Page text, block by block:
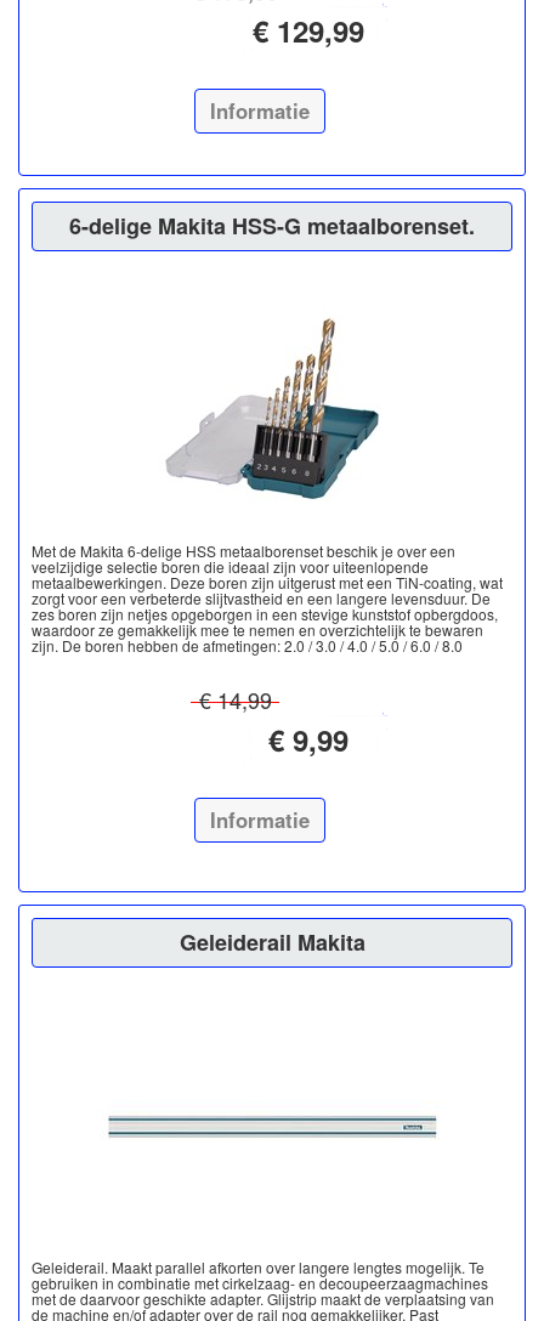
€ 129,99
Informatie
6-delige Makita HSS-G metaalborenset.
Met de Makita 6-delige HSS metaalborenset beschik je over een
veelzijdige selectie boren die ideaal zijn voor uiteenlopende
metaalbewerkingen. Deze boren zijn uitgerust met een TiN-coating, wat
zorgt voor een verbeterde slijtvastheid en een langere levensduur. De
zes boren zijn netjes opgeborgen in een stevige kunststof opbergdoos,
waardoor ze gemakkelijk mee te nemen en overzichtelijk te bewaren
zijn. De boren hebben de afmetingen: 2.0 / 3.0 / 4.0 / 5.0 / 6.0 / 8.0
€ 14,99
€ 9,99
Informatie
Geleiderail Makita
Geleiderail. Maakt parallel afkorten over langere lengtes mogelijk. Te
gebruiken in combinatie met cirkelzaag- en decoupeerzaagmachines
met de daarvoor geschikte adapter. Glijstrip maakt de verplaatsing van
de machine en/of adapter over de rail nog gemakkelijker. Past